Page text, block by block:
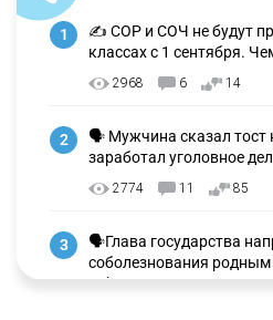
1
✍️ СОР и СОЧ не будут
классах с 1 сентября.
2968 6 14
2
🗣 Мужчина сказал тост
заработал уголовное
2774 11 85
3
🗣Глава государства
соболезнования
қаһарманы Ивана